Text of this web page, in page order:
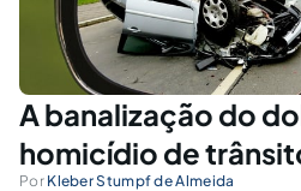
A banalização do
homicídio de
Por Kleber Stumpf de Almeida